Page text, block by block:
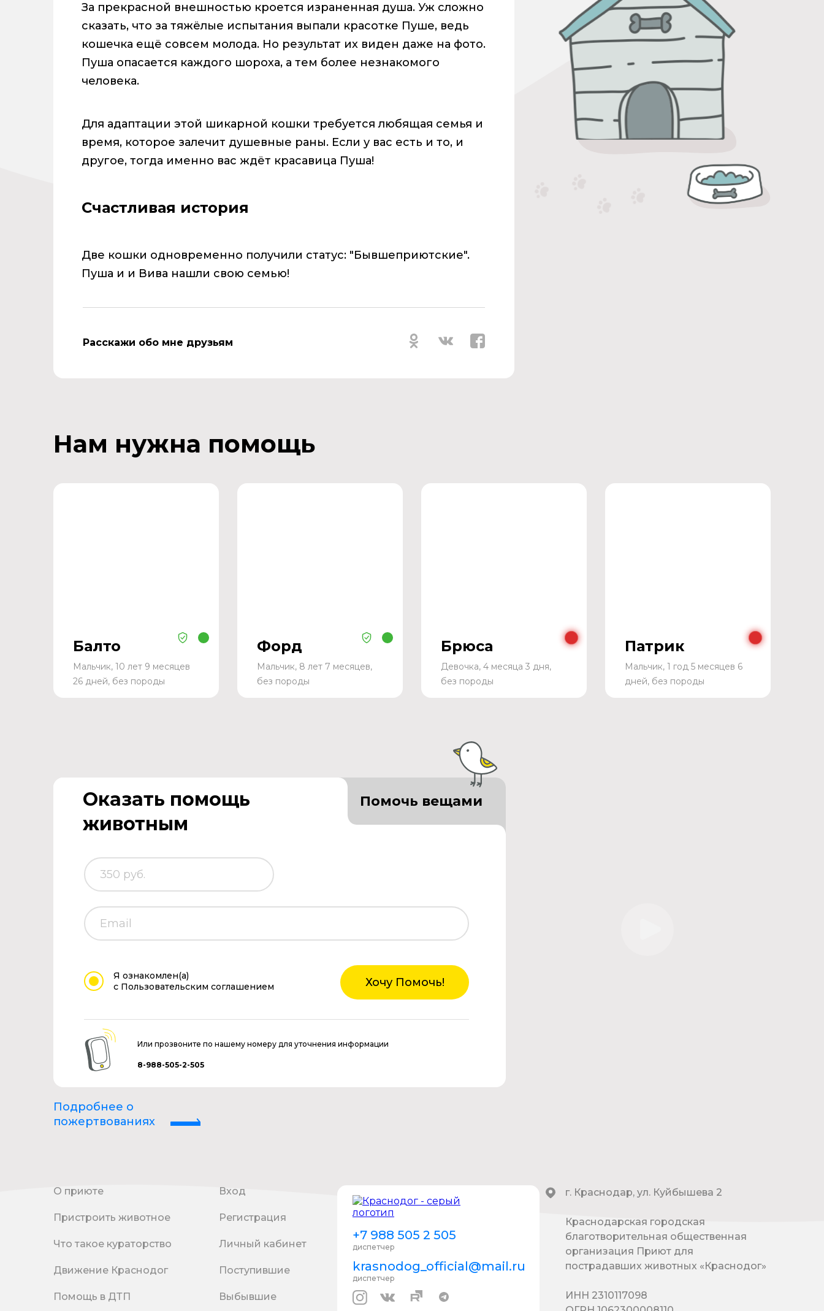
За прекрасной внешностью кроется израненная душа. Уж сложно
сказать, что за тяжёлые испытания выпали красотке Пуше, ведь
кошечка ещё совсем молода. Но результат их виден даже на фото.
Пуша опасается каждого шороха, а тем более незнакомого
человека.
Для адаптации этой шикарной кошки требуется любящая семья и
время, которое залечит душевные раны. Если у вас есть и то, и
другое, тогда именно вас ждёт красавица Пуша!
Счастливая история
Две кошки одновременно получили статус: "Бывшеприютские".
Пуша и и Вива нашли свою семью!
Расскажи обо мне друзьям
Нам нужна помощь
Балто
Мальчик, 10 лет 9 месяцев
26 дней, без породы
Форд
Мальчик, 8 лет 7 месяцев,
без породы
Брюса
Девочка, 4 месяца 3 дня,
без породы
Патрик
Мальчик, 1 год 5 месяцев 6
дней, без породы
Оказать помощь
животным
Помочь вещами
Я ознакомлен(а)
с Пользовательским соглашением
Хочу Помочь!
Или прозвоните по нашему номеру для уточнения информации
8-988-505-2-505
Подробнее о
пожертвованиях
О приюте
Пристроить животное
Что такое кураторство
Движение Краснодог
Помощь в ДТП
Вход
Регистрация
Личный кабинет
Поступившие
Выбывшие
+7 988 505 2 505
диспетчер
krasnodog_official@mail.ru
диспетчер
г. Краснодар, ул. Куйбышева 2
Краснодарская городская
благотворительная общественная
организация Приют для
пострадавших животных «Краснодог»
ИНН 2310117098